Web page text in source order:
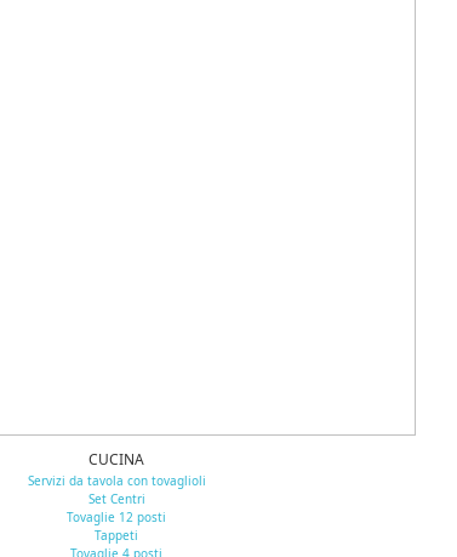
CUCINA
Servizi da tavola con tovaglioli
Set Centri
Tovaglie 12 posti
Tappeti
Tovaglie 4 posti